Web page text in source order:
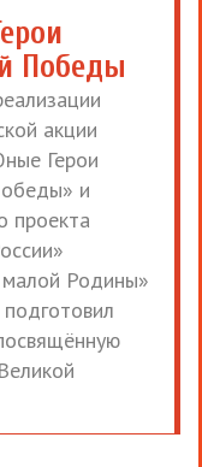
Победы
акции
Герои
и
проекта
малой Родины»